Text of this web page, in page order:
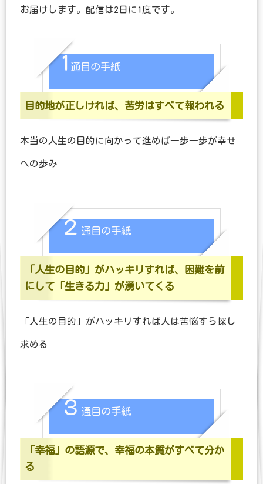
お届けします。配信は2日に1度です。
1 通目の手紙
目的地が正しければ、苦労はすべて報われる
本当の人生の目的に向かって進めば一歩一歩が幸せ
への歩み
２ 通目の手紙
「人生の目的」がハッキリすれば、
困難を前
にして「生きる力」が湧いてくる
「人生の目的」がハッキリすれば人は苦悩すら探し
求める
３ 通目の手紙
「幸福」の語源で、幸福の本質がすべて分か
る